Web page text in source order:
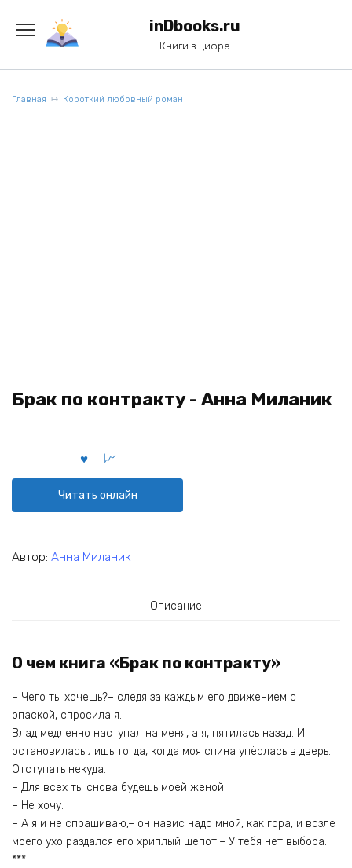
содержанию
inDbooks.ru
Книги в цифре
Главная Короткий любовный роман
Брак по контракту - Анна Миланик
Читать онлайн
Автор: Анна Миланик
Описание
О чем книга «Брак по контракту»
– Чего ты хочешь?– следя за каждым его движением с
опаской, спросила я.
Влад медленно наступал на меня, а я, пятилась назад. И
остановилась лишь тогда, когда моя спина упёрлась в дверь.
Отступать некуда.
– Для всех ты снова будешь моей женой.
– Не хочу.
– А я и не спрашиваю,– он навис надо мной, как гора, и возле
моего ухо раздался его хриплый шепот:– У тебя нет выбора.
***